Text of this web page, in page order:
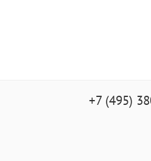
+7 (495)